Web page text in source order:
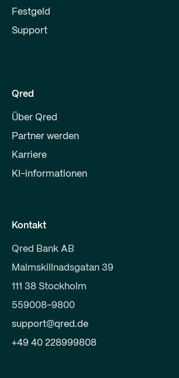
Festgeld
Support
Qred
Über Qred
Partner werden
Karriere
KI-informationen
Kontakt
Qred Bank AB
Malmskillnadsgatan 39
111 38 Stockholm
559008-9800
support@qred.de
+49 40 228999808